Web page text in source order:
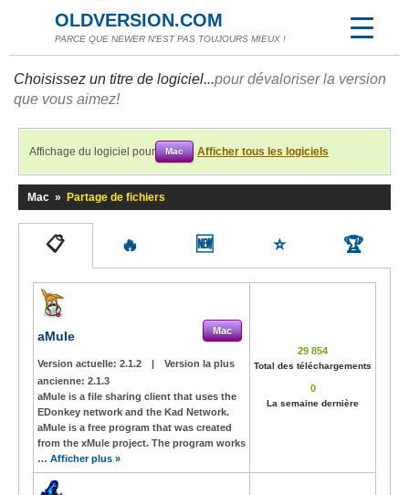
OLDVERSION.COM
PARCE QUE NEWER N'EST PAS TOUJOURS MIEUX !
Choisissez un titre de logiciel...pour dévaloriser la version
que vous aimez!
Affichage du logiciel pour Mac Afficher tous les logiciels
Mac » Partage de fichiers
📋 🔥 🆕 ⭐ 🏆
aMule Mac
Version actuelle: 2.1.2 |
Version la plus
ancienne: 2.1.3
aMule is a file sharing client that uses the
EDonkey network and the Kad Network.
aMule is a free program that was created
from the xMule project. The program works
… Afficher plus »
29 854
Total des téléchargements
0
La semaine dernière